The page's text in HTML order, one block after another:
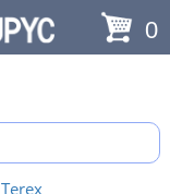
0
Terex